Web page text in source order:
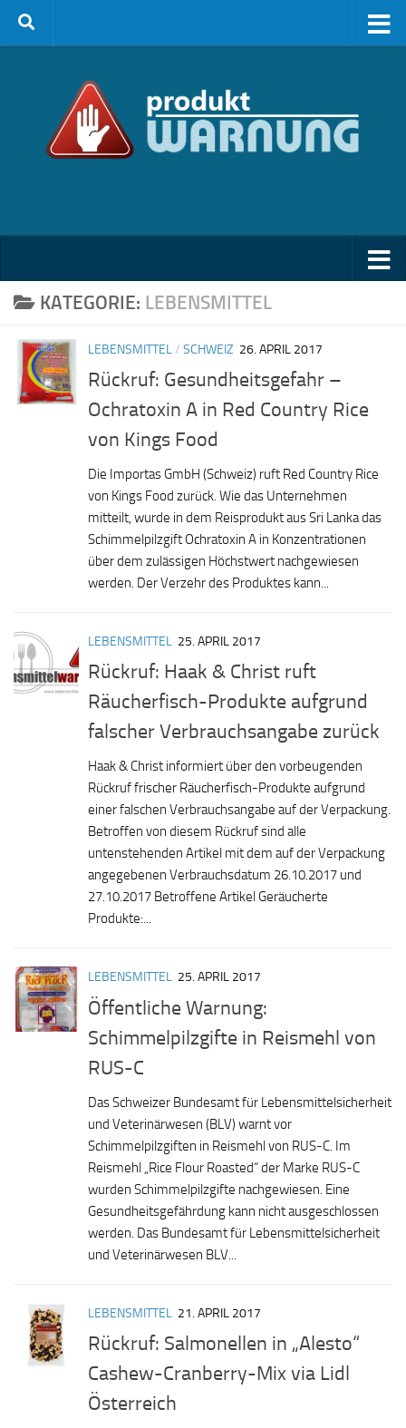
Zum Inhalt springen
KATEGORIE: LEBENSMITTEL
LEBENSMITTEL/ SCHWEIZ 26. APRIL 2017
Rückruf: Gesundheitsgefahr –
Ochratoxin A in Red Country Rice
von Kings Food
Die Importas GmbH (Schweiz) ruft Red Country Rice
von Kings Food zurück. Wie das Unternehmen
mitteilt, wurde in dem Reisprodukt aus Sri Lanka das
Schimmelpilzgift Ochratoxin A in Konzentrationen
über dem zulässigen Höchstwert nachgewiesen
werden. Der Verzehr des Produktes kann...
LEBENSMITTEL 25. APRIL 2017
Rückruf: Haak & Christ ruft
Räucherfisch-Produkte aufgrund
falscher Verbrauchsangabe zurück
Haak & Christ informiert über den vorbeugenden
Rückruf frischer Räucherfisch-Produkte aufgrund
einer falschen Verbrauchsangabe auf der Verpackung.
Betroffen von diesem Rückruf sind alle
untenstehenden Artikel mit dem auf der Verpackung
angegebenen Verbrauchsdatum 26.10.2017 und
27.10.2017 Betroffene Artikel Geräucherte
Produkte:...
LEBENSMITTEL 25. APRIL 2017
Öffentliche Warnung:
Schimmelpilzgifte in Reismehl von
RUS-C
Das Schweizer Bundesamt für Lebensmittelsicherheit
und Veterinärwesen (BLV) warnt vor
Schimmelpilzgiften in Reismehl von RUS-C. Im
Reismehl „Rice Flour Roasted“ der Marke RUS-C
wurden Schimmelpilzgifte nachgewiesen. Eine
Gesundheitsgefährdung kann nicht ausgeschlossen
werden. Das Bundesamt für Lebensmittelsicherheit
und Veterinärwesen BLV...
LEBENSMITTEL 21. APRIL 2017
Rückruf: Salmonellen in „Alesto“
Cashew-Cranberry-Mix via Lidl
Österreich